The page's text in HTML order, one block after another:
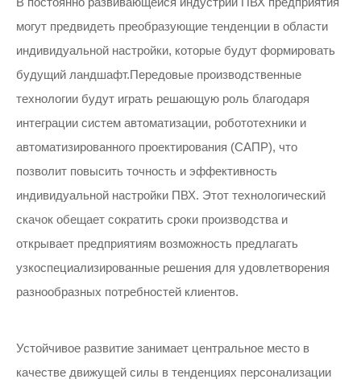
могут предвидеть преобразующие тенденции в области
индивидуальной настройки, которые будут формировать
будущий ландшафт.Передовые производственные
технологии будут играть решающую роль благодаря
интеграции систем автоматизации, робототехники и
автоматизированного проектирования (САПР), что
позволит повысить точность и эффективность
индивидуальной настройки ПВХ. Этот технологический
скачок обещает сократить сроки производства и
открывает предприятиям возможность предлагать
узкоспециализированные решения для удовлетворения
разнообразных потребностей клиентов.
Устойчивое развитие занимает центральное место в
качестве движущей силы в тенденциях персонализации